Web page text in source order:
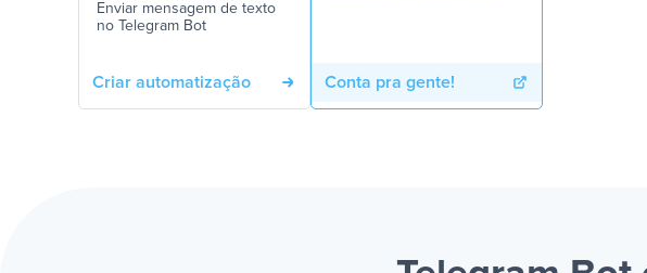
Enviar mensagem de texto
no Telegram Bot
Criar automatização Conta pra gente!